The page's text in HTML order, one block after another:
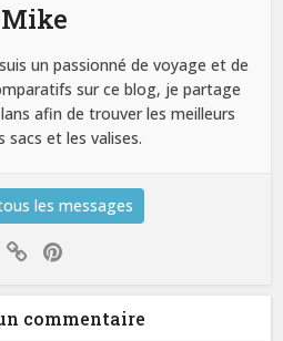
Mike
un passionné de voyage et de
sur ce blog, je partage
afin de trouver les meilleurs
sacs et les valises.
les messages
commentaire